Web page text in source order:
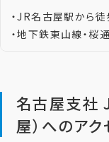
・JR名古屋駅から
・地下鉄東山線・
名古屋支社
屋）へのアク